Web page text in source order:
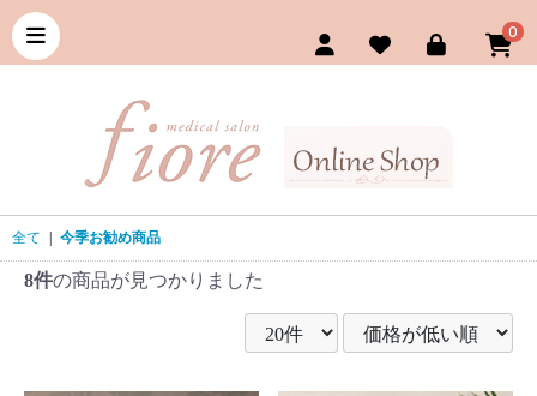
0
全て 今季お勧め商品
8件の商品が見つかりました